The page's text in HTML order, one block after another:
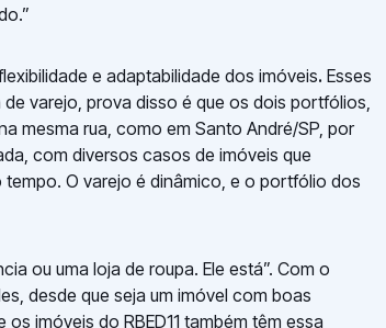
e adaptabilidade dos imóveis. Esses
varejo, prova disso é que os dois portfólios,
mesma rua, como em Santo André/SP, por
com diversos casos de imóveis que
O varejo é dinâmico, e o portfólio dos
ou uma loja de roupa. Ele está”. Com o
desde que seja um imóvel com boas
imóveis do RBED11 também têm essa